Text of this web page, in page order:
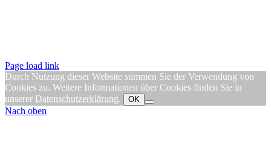
Page load link
Durch Nutzung dieser Website stimmen Sie der Verwendung von
Cookies zu. Weitere Informationen über Cookies finden Sie in
unserer Datenschutzerklärung. OK
Nach oben